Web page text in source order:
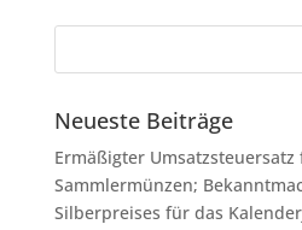
Neueste Beiträge
Ermäßigter
Sammlermünzen;
Silberpreises für das